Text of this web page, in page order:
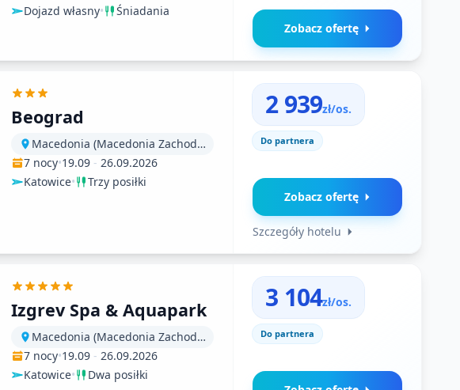
Dojazd własny• Śniadania
Zobacz ofertę
Beograd
Macedonia (Macedonia Zachodnia)
7 nocy•19.09 - 26.09.2026
Katowice• Trzy posiłki
2 939zł/os.
Do partnera
Zobacz ofertę
Szczegóły hotelu
Izgrev Spa & Aquapark
Macedonia (Macedonia Zachodnia)
7 nocy•19.09 - 26.09.2026
Katowice• Dwa posiłki
3 104zł/os.
Do partnera